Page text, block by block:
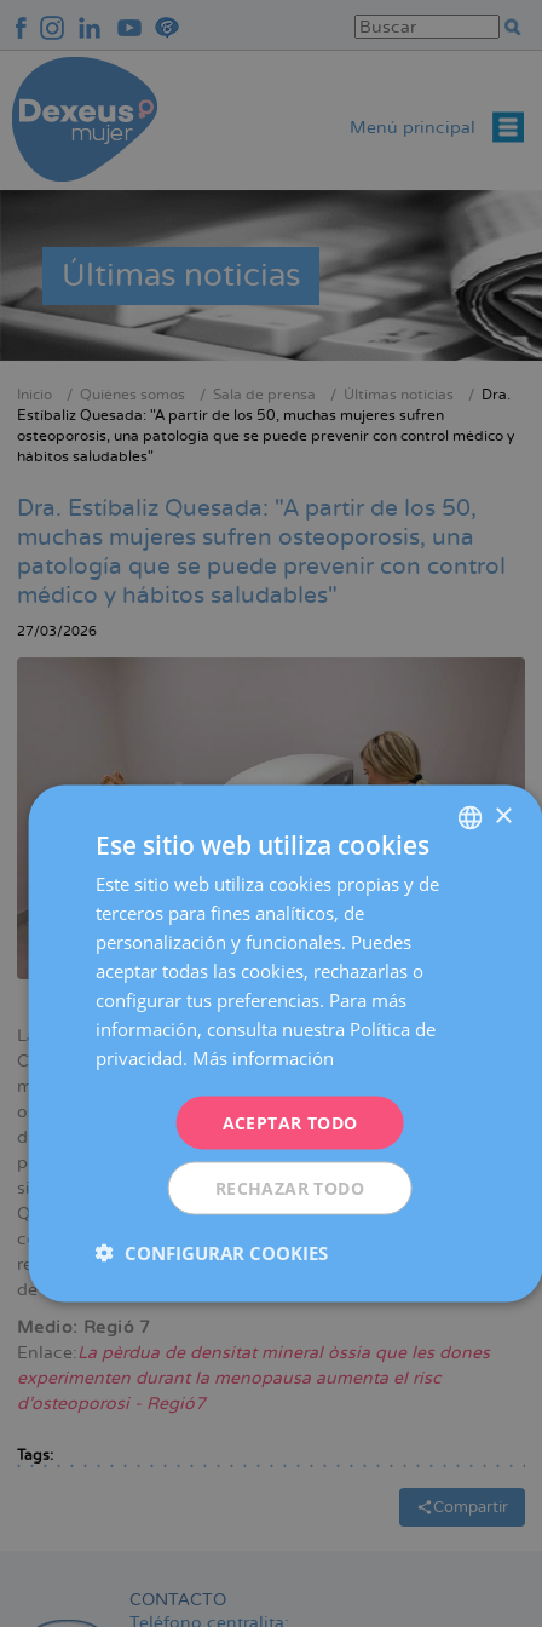
contenido
principal
Menú principal
Últimas noticias
Sobrescribir
enlaces
ayuda
a
la
navegación
Inicio Quiénes somos Sala de prensa Últimas noticias
Dra.
Estíbaliz Quesada: "A partir de los 50, muchas mujeres sufren
osteoporosis, una patología que se puede prevenir con control médico y
hábitos saludables"
Dra. Estíbaliz Quesada: "A partir de los 50,
muchas mujeres sufren osteoporosis, una
patología que se puede prevenir con control
médico y hábitos saludables"
27/03/2026
La Dra. Estíbaliz Quesada, del Servicio Dexeus Mujer de la
Clínica Sant Josep de Manresa, alerta de que muchas
mujeres llegan a la menopausia sin saber que ya padecen
osteoporosis. La pérdida de estrógenos provoca una
disminución progresiva de la densidad mineral ósea, motivo
por el cual la osteoporosis es conocida como "la enfermedad
silenciosa".
Quesada insiste en que la clave es la prevención, con
controles médicos regulares, hábitos saludables y la
realización de densitometrías óseas para detectar la pérdida
de masa antes de que sea demasiado tarde.
Medio: Regió 7
Enlace:La pèrdua de densitat mineral òssia que les dones
experimenten durant la menopausa aumenta el risc
d’osteoporosi - Regió7
Tags:
Compartir
CONTACTO
Teléfono centralita:
SPANISH
×
Ese sitio web utiliza cookies
Este sitio web utiliza cookies propias y de
terceros para fines analíticos, de
personalización y funcionales. Puedes
aceptar todas las cookies, rechazarlas o
configurar tus preferencias. Para más
información, consulta nuestra Política de
privacidad. Más información
ACEPTAR TODO
RECHAZAR TODO
CONFIGURAR COOKIES